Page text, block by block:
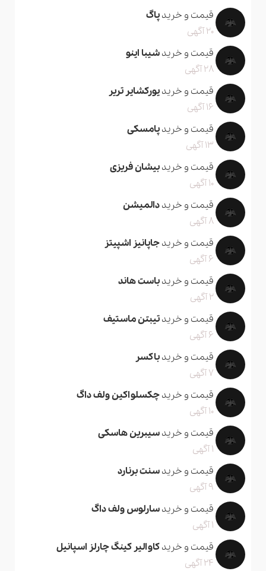
قیمت و خریدپاگ
20 آگهی
قیمت و خریدشیبا اینو
28 آگهی
قیمت و خریدیورکشایر تریر
16 آگهی
قیمت و خریدپامسکی
13 آگهی
قیمت و خریدبیشان فریزی
10 آگهی
قیمت و خریددالمیشن
8 آگهی
قیمت و خریدجاپانیز اشپیتز
6 آگهی
قیمت و خریدباست هاند
2 آگهی
قیمت و خریدتیبتن ماستیف
6 آگهی
قیمت و خریدباکسر
7 آگهی
قیمت و خریدچکسلواکین ولف داگ
10 آگهی
قیمت و خریدسیبرین هاسکی
1 آگهی
قیمت و خریدسنت برنارد
9 آگهی
قیمت و خریدسارلوس ولف داگ
1 آگهی
قیمت و خریدکاوالیر کینگ چارلز اسپانیل
24 آگهی